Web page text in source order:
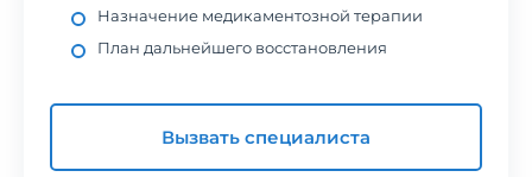
Назначение медикаментозной терапии
План дальнейшего восстановления
Вызвать специалиста